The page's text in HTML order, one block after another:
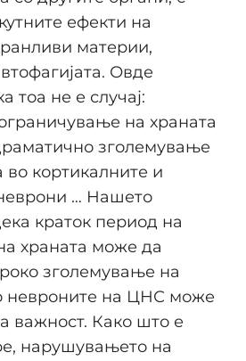
ефекти на
материи,
Овде
тоа не е случај:
на храната
зголемување
во кортикалните и
… Нашето
краток период на
храната може да
зголемување на
невроните на ЦНС може
важност. Како што е
нарушувањето на